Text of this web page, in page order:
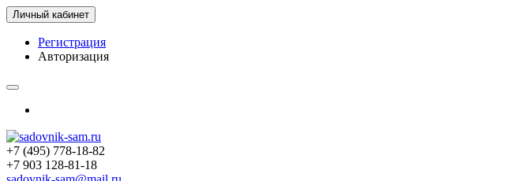
Личный кабинет
Регистрация
Авторизация
+7 (495) 778-18-82
+7 903 128-81-18